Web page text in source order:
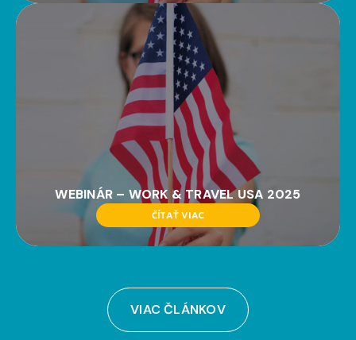
WEBINÁR – WORK & TRAVEL USA 2025
ČÍTAŤ VIAC
VIAC ČLÁNKOV